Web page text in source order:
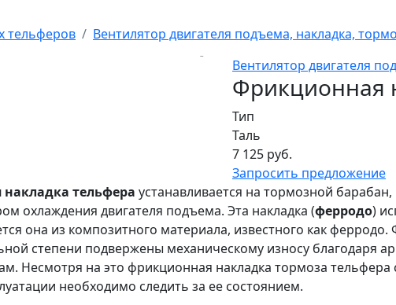
тельферов Вентилятор двигателя подъема, накладка,
Вентилятор двигателя
Фрикционная
Тип
Таль
7 125 руб.
Запросить предложение
накладка тельфера устанавливается на тормозной
охлаждения двигателя подъема. Эта накладка (ферродо)
она из композитного материала, известного как
степени подвержены механическому износу благодаря
Несмотря на это фрикционная накладка тормоза
необходимо следить за ее состоянием.